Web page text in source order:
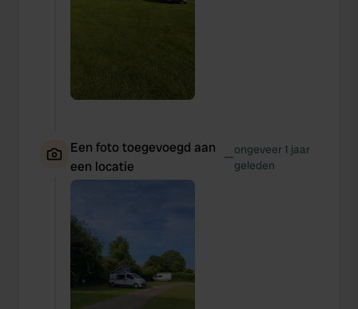
Een foto toegevoegd aan
een locatie
—ongeveer 1 jaar
geleden